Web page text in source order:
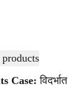
Case: विदर्भात